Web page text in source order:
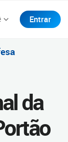
Entrar
da